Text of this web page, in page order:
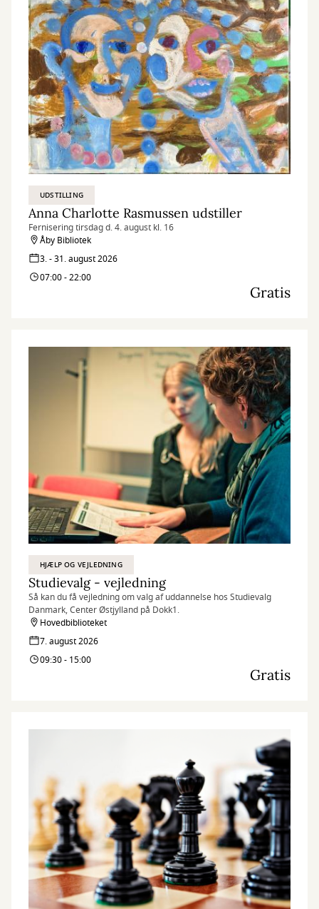
UDSTILLING
Anna Charlotte Rasmussen udstiller
Fernisering tirsdag d. 4. august kl. 16
Åby Bibliotek
3. - 31. august 2026
07:00 - 22:00
Gratis
HJÆLP OG VEJLEDNING
Studievalg - vejledning
Så kan du få vejledning om valg af uddannelse hos Studievalg
Danmark, Center Østjylland på Dokk1.
Hovedbiblioteket
7. august 2026
09:30 - 15:00
Gratis